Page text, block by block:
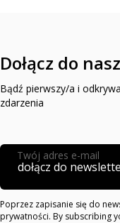
Dołącz do
Bądź pierwszy/a i
zdarzenia
Twój adres e-mail
dołącz do
Poprzez zapisanie się do
prywatności. By subscribing